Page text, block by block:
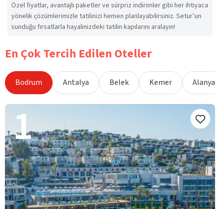
Özel fiyatlar, avantajlı paketler ve sürpriz indirimler gibi her ihtiyaca
yönelik çözümlerimizle tatilinizi hemen planlayabilirsiniz. Setur’un
sunduğu fırsatlarla hayalinizdeki tatilin kapılarını aralayın!
En Çok Tercih Edilen Oteller
Bodrum Antalya Belek Kemer Alanya
1